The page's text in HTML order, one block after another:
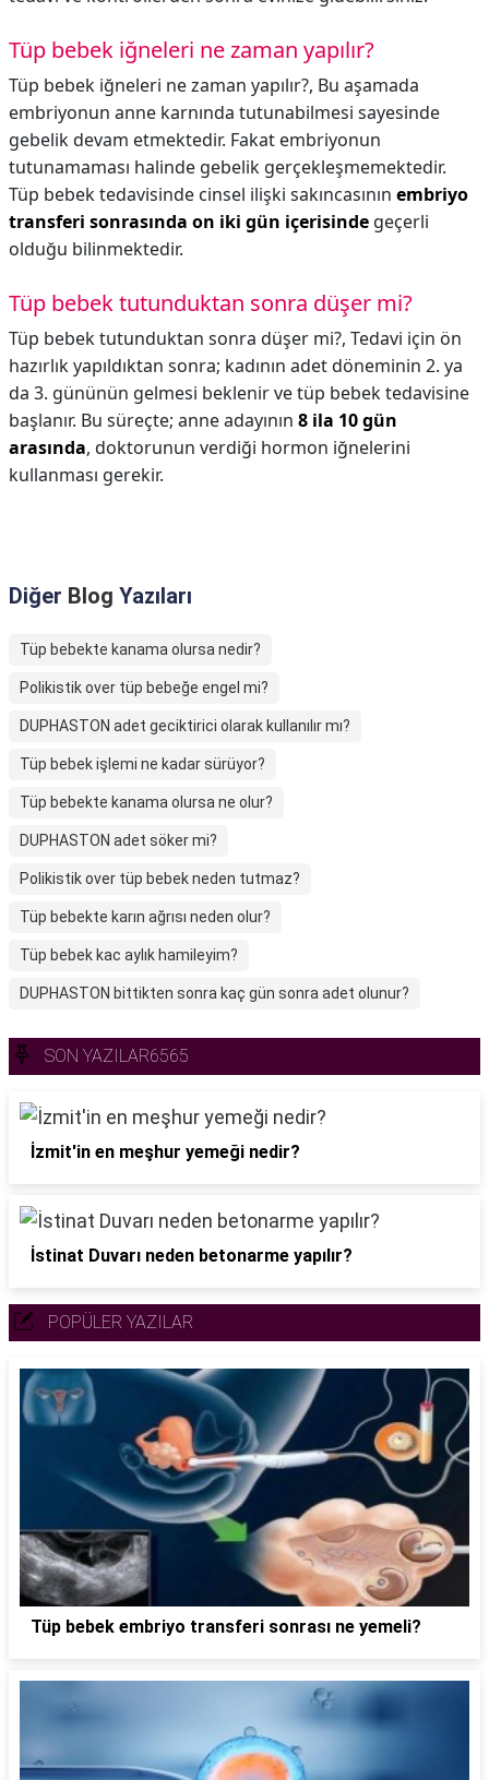
Tüp bebek iğneleri ne zaman yapılır?
Tüp bebek iğneleri ne zaman yapılır?, Bu aşamada
embriyonun anne karnında tutunabilmesi sayesinde
gebelik devam etmektedir. Fakat embriyonun
tutunamaması halinde gebelik gerçekleşmemektedir.
Tüp bebek tedavisinde cinsel ilişki sakıncasının embriyo
transferi sonrasında on iki gün içerisinde geçerli
olduğu bilinmektedir.
Tüp bebek tutunduktan sonra düşer mi?
Tüp bebek tutunduktan sonra düşer mi?, Tedavi için ön
hazırlık yapıldıktan sonra; kadının adet döneminin 2. ya
da 3. gününün gelmesi beklenir ve tüp bebek tedavisine
başlanır. Bu süreçte; anne adayının 8 ila 10 gün
arasında, doktorunun verdiği hormon iğnelerini
kullanması gerekir.
Diğer Blog Yazıları
Tüp bebekte kanama olursa nedir?
Polikistik over tüp bebeğe engel mi?
DUPHASTON adet geciktirici olarak kullanılır mı?
Tüp bebek işlemi ne kadar sürüyor?
Tüp bebekte kanama olursa ne olur?
DUPHASTON adet söker mi?
Polikistik over tüp bebek neden tutmaz?
Tüp bebekte karın ağrısı neden olur?
Tüp bebek kac aylık hamileyim?
DUPHASTON bittikten sonra kaç gün sonra adet olunur?
SON YAZILAR6565
İzmit'in en meşhur yemeği nedir?
İstinat Duvarı neden betonarme yapılır?
POPÜLER YAZILAR
Tüp bebek embriyo transferi sonrası ne yemeli?